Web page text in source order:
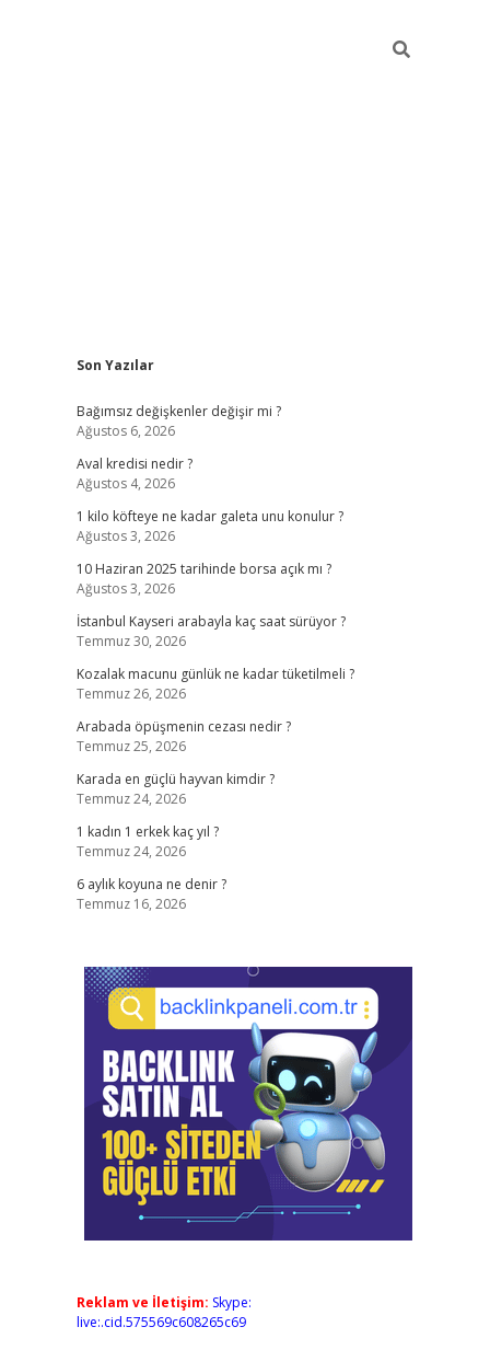
Sidebar
Son Yazılar
Bağımsız değişkenler değişir mi ?
Ağustos 6, 2026
Aval kredisi nedir ?
Ağustos 4, 2026
1 kilo köfteye ne kadar galeta unu konulur ?
Ağustos 3, 2026
10 Haziran 2025 tarihinde borsa açık mı ?
Ağustos 3, 2026
İstanbul Kayseri arabayla kaç saat sürüyor ?
Temmuz 30, 2026
Kozalak macunu günlük ne kadar tüketilmeli ?
Temmuz 26, 2026
Arabada öpüşmenin cezası nedir ?
Temmuz 25, 2026
Karada en güçlü hayvan kimdir ?
Temmuz 24, 2026
1 kadın 1 erkek kaç yıl ?
Temmuz 24, 2026
6 aylık koyuna ne denir ?
Temmuz 16, 2026
Reklam ve İletişim: Skype:
live:.cid.575569c608265c69